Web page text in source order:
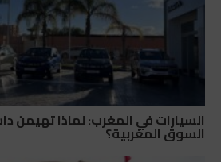
السيارات في المغرب: لماذا تهيمن
السوق المغربية؟